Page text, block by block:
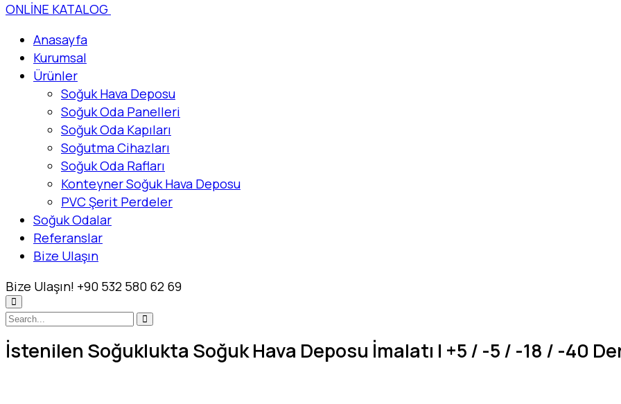
ONLİNE KATALOG
Anasayfa
Kurumsal
Ürünler
Soğuk Hava Deposu
Soğuk Oda Panelleri
Soğuk Oda Kapıları
Soğutma Cihazları
Soğuk Oda Rafları
Konteyner Soğuk Hava Deposu
PVC Şerit Perdeler
Soğuk Odalar
Referanslar
Bize Ulaşın
Bize Ulaşın! +90 532 580 62 69
İstenilen Soğuklukta Soğuk Hava Deposu İmalatı | +5 / -5 / -18 / -40